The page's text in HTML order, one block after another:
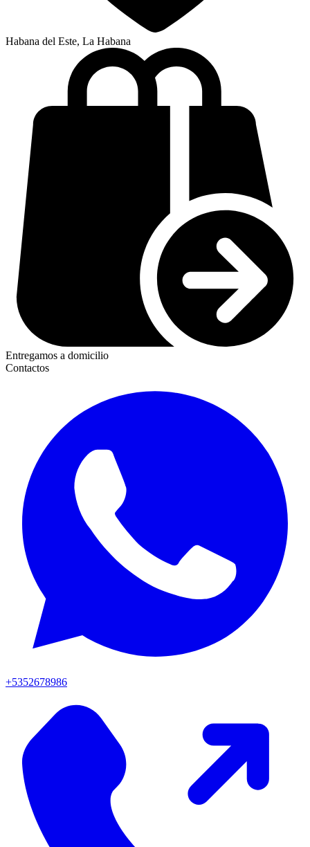
Habana del Este, La Habana
Entregamos a domicilio
Contactos
+5352678986